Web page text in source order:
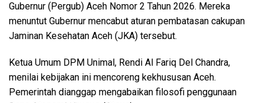
Gubernur (Pergub) Aceh Nomor 2 Tahun 2026. Mereka
menuntut Gubernur mencabut aturan pembatasan cakupan
Jaminan Kesehatan Aceh (JKA) tersebut.
Ketua Umum DPM Unimal, Rendi Al Fariq Del Chandra,
menilai kebijakan ini mencoreng kekhususan Aceh.
Pemerintah dianggap mengabaikan filosofi penggunaan